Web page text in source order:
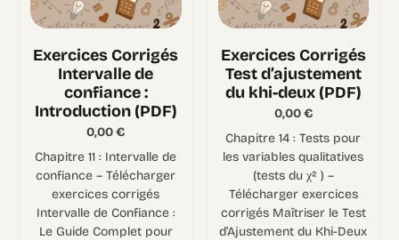
Exercices Corrigés
Intervalle de
confiance :
Introduction (PDF)
0,00€
Chapitre 11 : Intervalle de
confiance – Télécharger
exercices corrigés
Intervalle de Confiance :
Le Guide Complet pour
Exercices Corrigés
Test d’ajustement
du khi-deux (PDF)
0,00€
Chapitre 14 : Tests pour
les variables qualitatives
(tests du χ² ) –
Télécharger exercices
corrigés Maîtriser le Test
d’Ajustement du Khi-Deux